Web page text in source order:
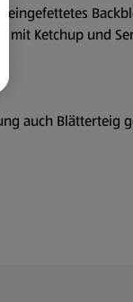
eingefettetes
mit Ketchup und
auch Blätterteig